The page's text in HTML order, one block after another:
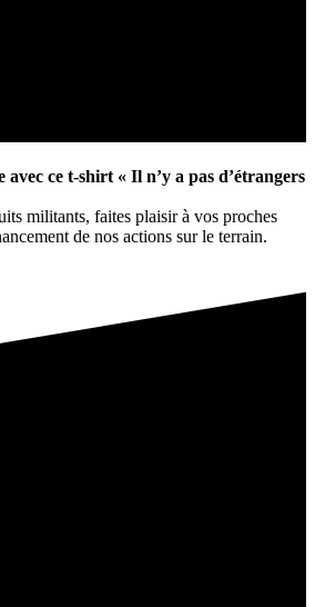
avec ce t-shirt « Il n’y a pas d’étrangers
militants, faites plaisir à vos proches
de nos actions sur le terrain.